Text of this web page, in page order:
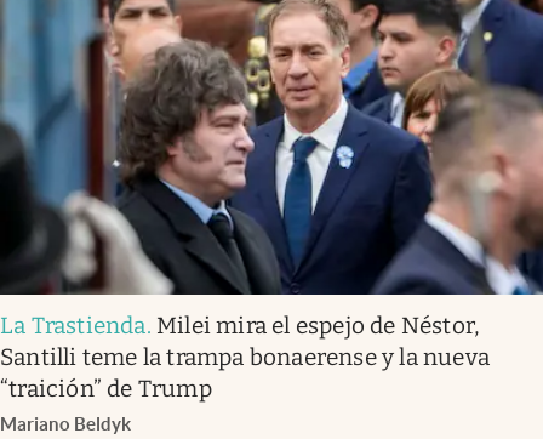
La Trastienda. Milei mira el espejo de Néstor,
Santilli teme la trampa bonaerense y la nueva
“traición” de Trump
Mariano Beldyk